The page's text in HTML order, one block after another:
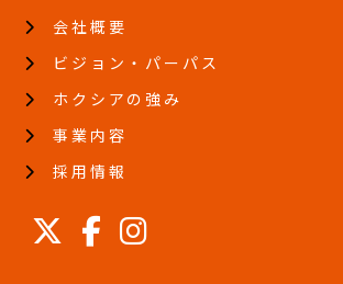
・お客さまが希望されるサービスを行なうた
務を委託する業者に対して開示す場合
【個人情報の安全対策】
弊社は、個人情報の正確性及び安全性確保の
【ご本人の照会】
希望される場合には、ご本人であることを
させていただきます。
会社概要
ビジョン・パーパス
ホクシアの強み
事業内容
採用情報